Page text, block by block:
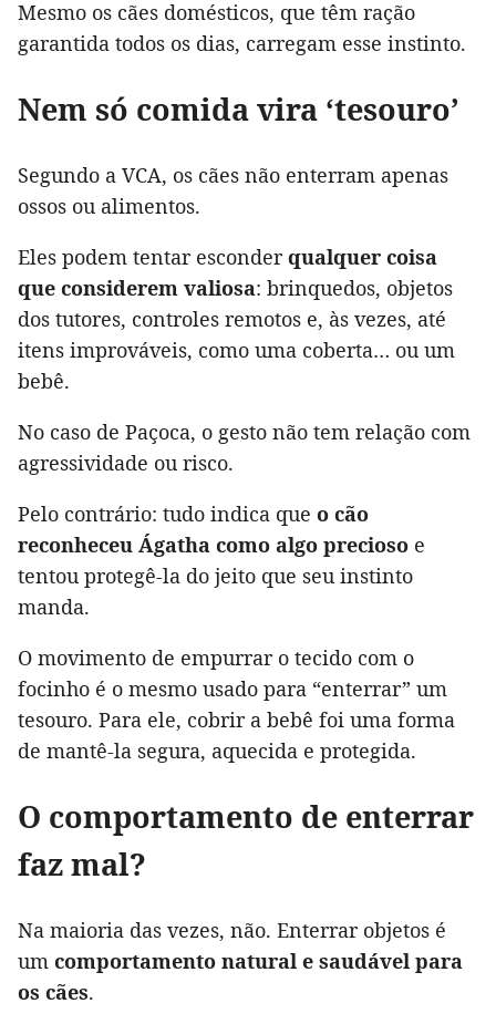
Mesmo os cães domésticos, que têm ração
garantida todos os dias, carregam esse instinto.
Nem só comida vira ‘tesouro’
Segundo a VCA, os cães não enterram apenas
ossos ou alimentos.
Eles podem tentar esconderqualquer coisa
que considerem valiosa: brinquedos, objetos
dos tutores, controles remotos e, às vezes, até
itens improváveis, como uma coberta… ou um
bebê.
No caso de Paçoca, o gesto não tem relação com
agressividade ou risco.
Pelo contrário: tudo indica que o cão
reconheceu Ágatha como algo precioso e
tentou protegê-la do jeito que seu instinto
manda.
O movimento de empurrar o tecido com o
focinho é o mesmo usado para “enterrar” um
tesouro. Para ele, cobrir a bebê foi uma forma
de mantê-la segura, aquecida e protegida.
O comportamento de enterrar
faz mal?
Na maioria das vezes, não. Enterrar objetos é
um comportamento natural e saudável para
os cães.